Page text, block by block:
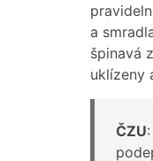
a
špinavá
uklízeny
ČZU